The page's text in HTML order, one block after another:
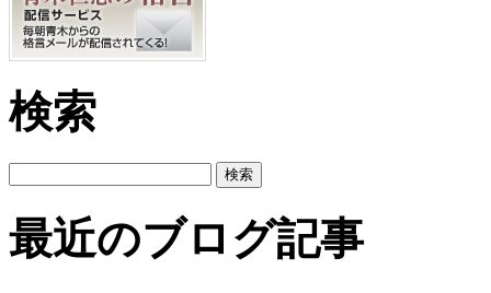
検索
最近のブログ記事